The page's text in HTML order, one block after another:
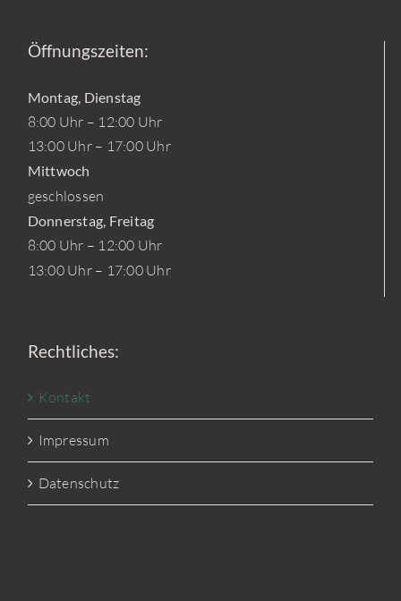
Öffnungszeiten:
Montag, Dienstag
8:00 Uhr – 12:00 Uhr
13:00 Uhr – 17:00 Uhr
Mittwoch
geschlossen
Donnerstag, Freitag
8:00 Uhr – 12:00 Uhr
13:00 Uhr – 17:00 Uhr
Rechtliches:
Kontakt
Impressum
Datenschutz